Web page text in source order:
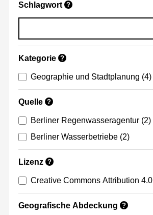
Schlagwort ?
Kategorie ?
Geographie und Stadtplanung (4)
Quelle ?
Berliner Regenwasseragentur (2)
Berliner Wasserbetriebe (2)
Lizenz ?
Creative Commons Attribution 4.0
Geografische Abdeckung ?